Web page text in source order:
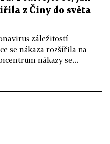
z Číny do světa
záležitostí
se nákaza rozšířila na
nákazy se...